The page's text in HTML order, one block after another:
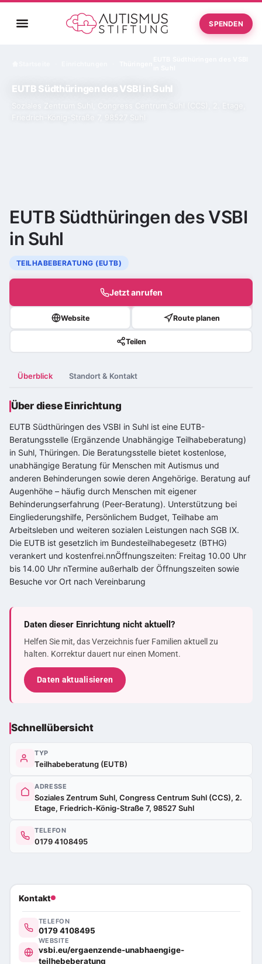
SPENDEN
EUTB Südthüringen des VSBI in Suhl
Soziales Zentrum Suhl, Congress Centrum Suhl (CCS), 2. Etage,
Friedrich-König-Straße 7, 98527 Suhl
EUTB Südthüringen des VSBI
in Suhl
TEILHABEBERATUNG (EUTB)
Jetzt anrufen
Website Route planen
Teilen
Überblick Standort & Kontakt
Über diese Einrichtung
EUTB Südthüringen des VSBI in Suhl ist eine EUTB-
Beratungsstelle (Ergänzende Unabhängige Teilhabeberatung)
in Suhl, Thüringen. Die Beratungsstelle bietet kostenlose,
unabhängige Beratung für Menschen mit Autismus und
anderen Behinderungen sowie deren Angehörige. Beratung auf
Augenhöhe – häufig durch Menschen mit eigener
Behinderungserfahrung (Peer-Beratung). Unterstützung bei
Eingliederungshilfe, Persönlichem Budget, Teilhabe am
Arbeitsleben und weiteren sozialen Leistungen nach SGB IX.
Die EUTB ist gesetzlich im Bundesteilhabegesetz (BTHG)
verankert und kostenfrei.nnÖffnungszeiten: Freitag 10.00 Uhr
bis 14.00 Uhr nTermine außerhalb der Öffnungszeiten sowie
Besuche vor Ort nach Vereinbarung
Daten dieser Einrichtung nicht aktuell?
Helfen Sie mit, das Verzeichnis fuer Familien aktuell zu
halten. Korrektur dauert nur einen Moment.
Daten aktualisieren
Schnellübersicht
TYP
Teilhabeberatung (EUTB)
ADRESSE
Soziales Zentrum Suhl, Congress Centrum Suhl (CCS), 2.
Etage, Friedrich-König-Straße 7, 98527 Suhl
TELEFON
0179 4108495
Kontakt
TELEFON
0179 4108495
WEBSITE
vsbi.eu/ergaenzende-unabhaengige-
teilhebeberatung